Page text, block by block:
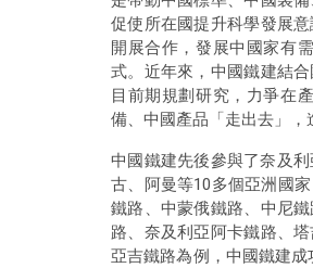
促使所在國提升科學發展
開展合作，發展中國家有
式。近年來，中國鐵建結
目前期規劃研究，力爭在
備、中國產品「走出去」，
中國鐵建先後參與了奈及
古、阿曼等10多個亞洲國
鐵路、中蒙俄鐵路、中尼
路、奈及利亞阿卡鐵路、
亞吉鐵路為例，中國鐵建